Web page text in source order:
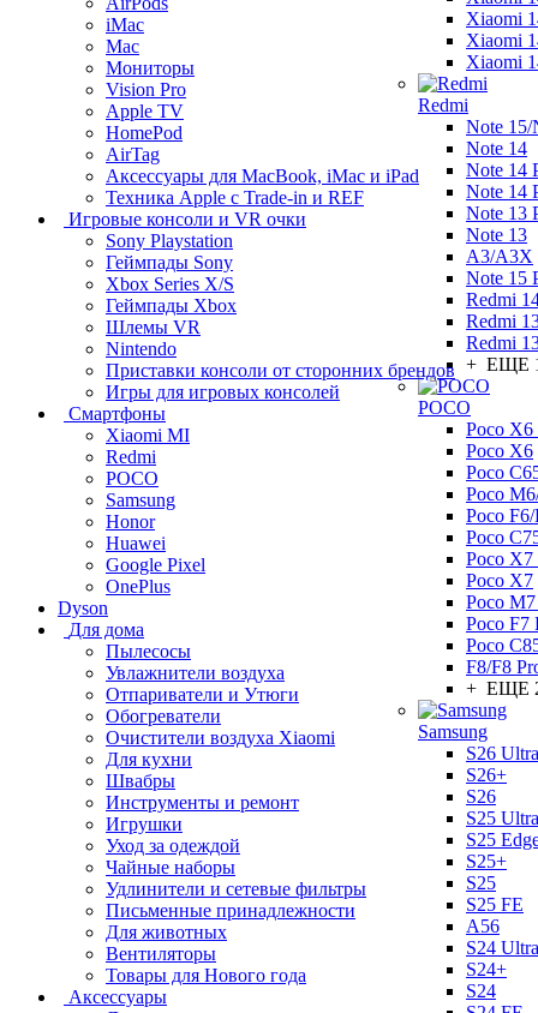
Xiaomi
Xiaomi
Xiaomi
Redmi
Note 15/
Note 14
Note 14
Note 14
Note 13
Note 13
A3/A3X
Note 15
Redmi
Redmi
Redmi
+ ЕЩЕ
POCO
Poco X6
Poco X6
Poco
Poco
Poco
Poco
Poco X7
Poco X7
Poco
Poco F7
Poco
F8/F8
+ ЕЩЕ
Samsung
S26 Ultra
S26+
S26
S25 Ultra
S25
S25+
S25
S25 FE
A56
S24 Ultra
S24+
S24
iMac
Mac
Мониторы
Vision Pro
Apple TV
HomePod
AirTag
Аксессуары для MacBook, iMac и iPad
Техника Apple с Trade-in и REF
Игровые консоли и VR очки
Sony Playstation
Геймпады Sony
Xbox Series X/S
Геймпады Xbox
Шлемы VR
Nintendo
Приставки консоли от сторонних брендов
Игры для игровых консолей
Смартфоны
Xiaomi MI
Redmi
POCO
Samsung
Honor
Huawei
Google Pixel
OnePlus
Dyson
Для дома
Пылесосы
Увлажнители воздуха
Отпариватели и Утюги
Обогреватели
Очистители воздуха Xiaomi
Для кухни
Швабры
Инструменты и ремонт
Игрушки
Уход за одеждой
Чайные наборы
Удлинители и сетевые фильтры
Письменные принадлежности
Для животных
Вентиляторы
Товары для Нового года
Аксессуары